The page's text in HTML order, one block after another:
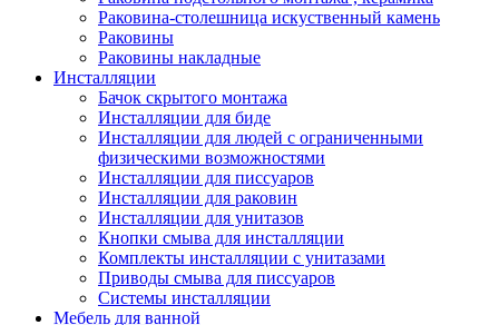
Раковина-столешница искуственный камень
Раковины
Раковины накладные
Инсталляции
Бачок скрытого монтажа
Инсталляции для биде
Инсталляции для людей с ограниченными
физическими возможностями
Инсталляции для писсуаров
Инсталляции для раковин
Инсталляции для унитазов
Кнопки смыва для инсталляции
Комплекты инсталляции с унитазами
Приводы смыва для писсуаров
Системы инсталляции
Мебель для ванной